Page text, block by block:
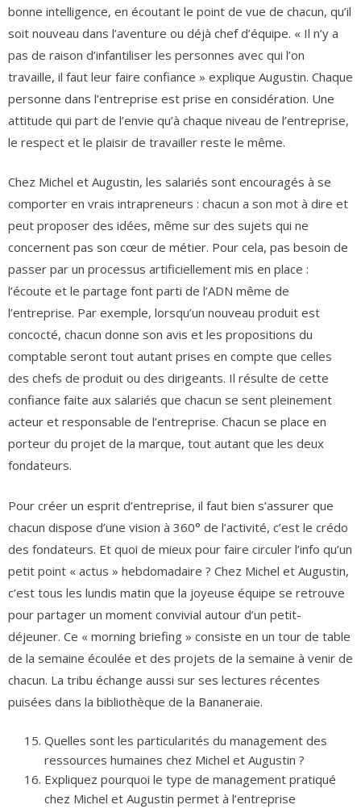
bonne intelligence, en écoutant le point de vue de chacun, qu’il
soit nouveau dans l’aventure ou déjà chef d’équipe. « Il n’y a
pas de raison d’infantiliser les personnes avec qui l’on
travaille, il faut leur faire confiance » explique Augustin. Chaque
personne dans l’entreprise est prise en considération. Une
attitude qui part de l’envie qu’à chaque niveau de l’entreprise,
le respect et le plaisir de travailler reste le même.
Chez Michel et Augustin, les salariés sont encouragés à se
comporter en vrais intrapreneurs : chacun a son mot à dire et
peut proposer des idées, même sur des sujets qui ne
concernent pas son cœur de métier. Pour cela, pas besoin de
passer par un processus artificiellement mis en place :
l’écoute et le partage font parti de l’ADN même de
l’entreprise. Par exemple, lorsqu’un nouveau produit est
concocté, chacun donne son avis et les propositions du
comptable seront tout autant prises en compte que celles
des chefs de produit ou des dirigeants. Il résulte de cette
confiance faite aux salariés que chacun se sent pleinement
acteur et responsable de l’entreprise. Chacun se place en
porteur du projet de la marque, tout autant que les deux
fondateurs.
Pour créer un esprit d’entreprise, il faut bien s’assurer que
chacun dispose d’une vision à 360° de l’activité, c’est le crédo
des fondateurs. Et quoi de mieux pour faire circuler l’info qu’un
petit point « actus » hebdomadaire ? Chez Michel et Augustin,
c’est tous les lundis matin que la joyeuse équipe se retrouve
pour partager un moment convivial autour d’un petit-
déjeuner. Ce « morning briefing » consiste en un tour de table
de la semaine écoulée et des projets de la semaine à venir de
chacun. La tribu échange aussi sur ses lectures récentes
puisées dans la bibliothèque de la Bananeraie.
Quelles sont les particularités du management des
ressources humaines chez Michel et Augustin ?
Expliquez pourquoi le type de management pratiqué
chez Michel et Augustin permet à l’entreprise